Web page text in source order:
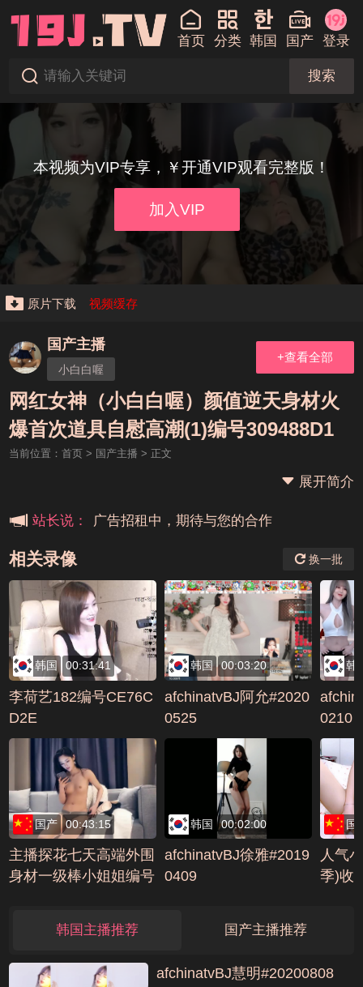
首页 分类 韩国 国产 登录
搜索
本视频为VIP专享，￥开通VIP观看完整版！
加入VIP
原片下载 视频缓存
国产主播
小白白喔
+查看全部
网红女神（小白白喔）颜值逆天身材火
爆首次道具自慰高潮(1)编号309488D1
当前位置： 首页> 国产主播 > 正文
展开简介
站长说：
本站大事件(19j网站发展历程)
广告招租中，期待与您的合作
相关录像 换一批
韩国 00:31:41
李荷艺182编号CE76C
D2E
韩国 00:03:20
afchinatvBJ阿允#2020
0525
韩
0210
国产 00:43:15
主播探花七天高端外围
身材一级棒小姐姐编号
韩国 00:02:00
afchinatvBJ徐雅#2019
0409
国
人气
季)收
韩国主播推荐 国产主播推荐
afchinatvBJ慧明#20200808